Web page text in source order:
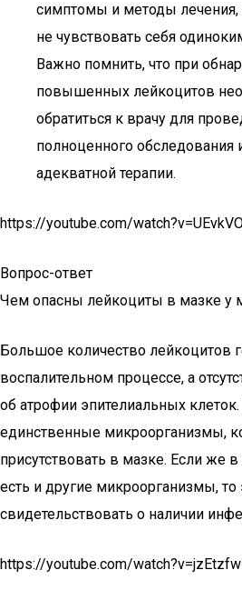
симптомы и методы лечения,
не чувствовать себя
Важно помнить, что при
повышенных лейкоцитов
обратиться к врачу для
полноценного обследования
адекватной терапии.
https://youtube.com/
Вопрос-ответ
Чем опасны лейкоциты в мазке у
Большое количество лейкоцитов
воспалительном процессе, а
об атрофии эпителиальных
единственные микроорганизмы,
присутствовать в мазке. Если же
есть и другие микроорганизмы,
свидетельствовать о наличии
https://youtube.com/